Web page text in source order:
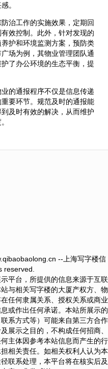
。
治工作的实施效果，定期回
效控制。此外，针对发现的
护和环境监测方案，预防类
场为例，其物业管理团队通
了办公环境的生态平衡，提
的通报程序不仅是信息传递
要环节。规范及时的通报能
及时有效的解决，从而维护
--上海写字楼信
reserved.
平台，所提供的信息来源于互联
与相关写字楼的大厦产权方、物
任何隶属关系、授权关系或商业
或作出任何承诺。本站所展示的
系方式等）可能来自第三方合作
展示之目的，不构成任何招商、
主体因参考本站信息而产生的行
相关责任。如相关权利人认为本
联系处理，本平台将在核实后及